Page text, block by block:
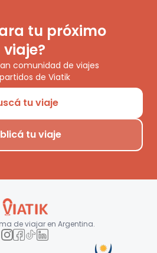
tu próximo
viaje?
comunidad de viajes
de Viatik
tu viaje
tu viaje
de viajar en Argentina.